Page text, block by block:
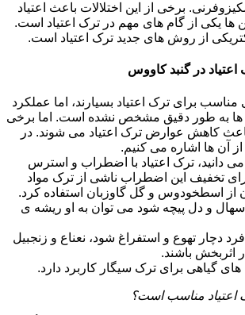
برخی از این اختلالات باعث اعتیاد
ها یکی از گام های مهم در ترک اعتیاد است.
از روش های جدید ترک اعتیاد است.
در گنبد کاووس
مناسب برای ترک اعتیاد بسیارند، اما عملکرد
ها به طور دقیق مشخص نشده است. اما برخی
باعث کاهش عوارض ترک اعتیاد می شوند. در
از آن ها اشاره می کنیم.
دانید، ترک اعتیاد با اضطراب و استرس
تخفیف این اضطراب ناشی از ترک مواد
از اسطخودوس و گل گاوزبان استفاده کرد.
و دل پیچه شود می توان به او ریشه ی
دچار تهوع و استفراغ شود، نعناع و زنجبیل
اثربخش باشند.
گیاهی برای ترک سیگار کاربرد دارد.
اعتیاد مناسب است؟